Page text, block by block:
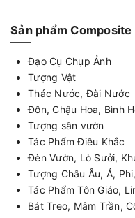
Sản phẩm Composite
Đạo Cụ Chụp Ảnh
Tượng Vật
Thác Nước, Đài Nước
Đôn, Chậu Hoa, Bình
Tượng sân vườn
Tác Phẩm Điêu Khắc
Đèn Vườn, Lò Sưởi,
Tượng Châu Âu, Á,
Tác Phẩm Tôn Giáo,
Bát Treo, Mâm Trần,